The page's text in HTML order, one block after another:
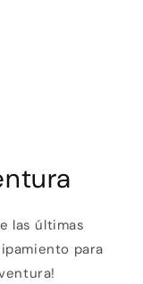
las últimas
para